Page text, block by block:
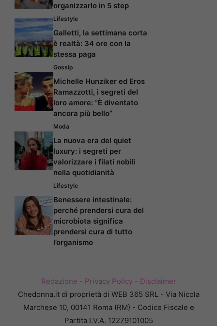
organizzarlo in 5 step
Lifestyle
Galletti, la settimana corta
è realtà: 34 ore con la
stessa paga
Gossip
Michelle Hunziker ed Eros
Ramazzotti, i segreti del
loro amore: “È diventato
ancora più bello”
Moda
La nuova era del quiet
luxury: i segreti per
valorizzare i filati nobili
nella quotidianità
Lifestyle
Benessere intestinale:
perché prendersi cura del
microbiota significa
prendersi cura di tutto
l’organismo
Redazione - Privacy Policy- Disclaimer
Chedonna.it di proprietà di WEB 365 SRL - Via Nicola
Marchese 10, 00141 Roma (RM) - Codice Fiscale e
Partita I.V.A. 12279101005